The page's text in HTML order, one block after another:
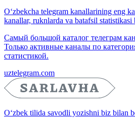
O‘zbekcha telegram kanallarining eng
kanallar, ruknlarda va batafsil statistikasi
Самый большой каталог телеграм
Только активные каналы по
статистикой.
uztelegram.com
O‘zbek tilida savodli yozishni biz bilan